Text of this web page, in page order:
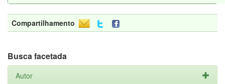
Compartilhamento
Busca facetada
Autor